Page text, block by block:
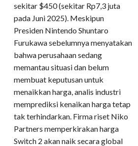
sekitar $450 (sekitar Rp7,3 juta
pada Juni 2025). Meskipun
Presiden Nintendo Shuntaro
Furukawa sebelumnya menyatakan
bahwa perusahaan sedang
memantau situasi dan belum
membuat keputusan untuk
menaikkan harga, analis industri
memprediksi kenaikan harga tetap
tak terhindarkan. Firma riset Niko
Partners memperkirakan harga
Switch 2 akan naik secara global